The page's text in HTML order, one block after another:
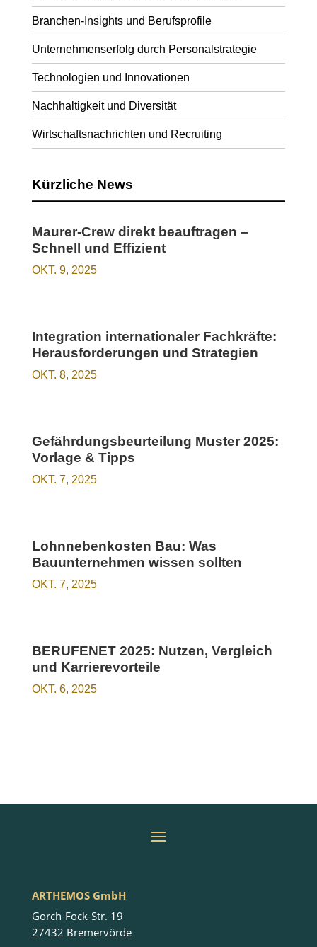
Branchen-Insights und Berufsprofile
Unternehmenserfolg durch Personalstrategie
Technologien und Innovationen
Nachhaltigkeit und Diversität
Wirtschaftsnachrichten und Recruiting
Kürzliche News
Maurer-Crew direkt beauftragen –
Schnell und Effizient
OKT. 9, 2025
Integration internationaler Fachkräfte:
Herausforderungen und Strategien
OKT. 8, 2025
Gefährdungsbeurteilung Muster 2025:
Vorlage & Tipps
OKT. 7, 2025
Lohnnebenkosten Bau: Was
Bauunternehmen wissen sollten
OKT. 7, 2025
BERUFENET 2025: Nutzen, Vergleich
und Karrierevorteile
OKT. 6, 2025
ARTHEMOS GmbH
Gorch-Fock-Str. 19
27432 Bremervörde